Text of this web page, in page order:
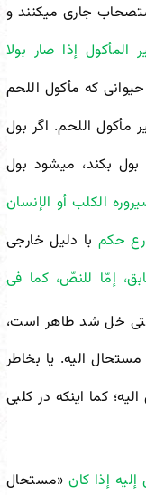
جاری میکنند و
إذا صار بولا
که مأکول اللحم
مأکول اللحم. اگر بول
بکند، میشود بول
الکلب أو الإنسان
حکم با دلیل خارجی
إمّا للنصّ، کما فی
خل شد طاهر است،
مستحال الیه. یا بخاطر
کما اینکه در کلبی
إذا کان«مستحال